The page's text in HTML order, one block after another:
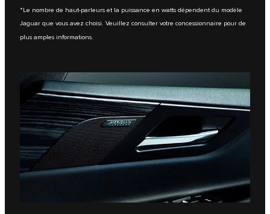
*Le nombre de haut-parleurs et la puissance en watts dépendent du modèle
Jaguar que vous avez choisi. Veuillez consulter votre concessionnaire pour de
plus amples informations.